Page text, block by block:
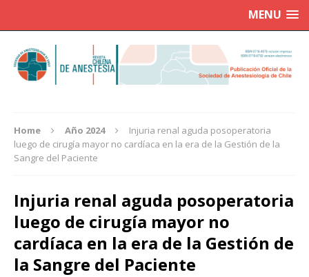
MENU
Home Año 2024
Injuria renal aguda posoperatoria
luego de cirugía mayor no cardíaca en la era de la Gestión de la
Sangre del Paciente
Injuria renal aguda posoperatoria
luego de cirugía mayor no
cardíaca en la era de la Gestión de
la Sangre del Paciente